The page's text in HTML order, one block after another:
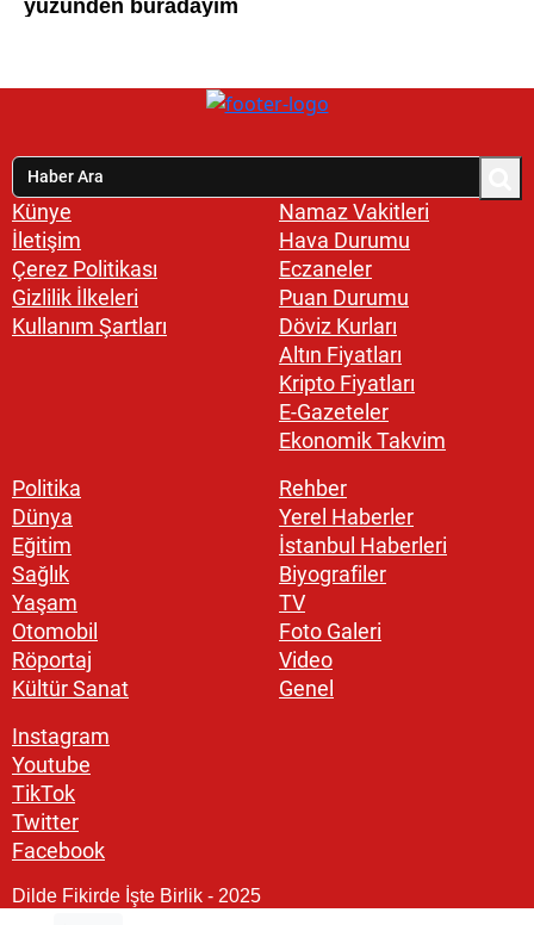
Künye
İletişim
Çerez Politikası
Gizlilik İlkeleri
Kullanım Şartları
Namaz Vakitleri
Hava Durumu
Eczaneler
Puan Durumu
Döviz Kurları
Altın Fiyatları
Kripto Fiyatları
E-Gazeteler
Ekonomik Takvim
Politika
Dünya
Eğitim
Sağlık
Yaşam
Otomobil
Röportaj
Kültür Sanat
Rehber
Yerel Haberler
İstanbul Haberleri
Biyografiler
TV
Foto Galeri
Video
Genel
Instagram
Youtube
TikTok
Twitter
Facebook
Dilde Fikirde İşte Birlik - 2025